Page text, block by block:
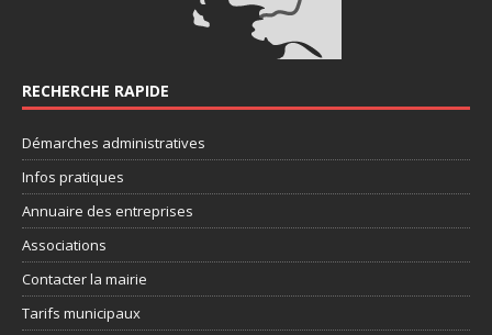
RECHERCHE RAPIDE
Démarches administratives
Infos pratiques
Annuaire des entreprises
Associations
Contacter la mairie
Tarifs municipaux